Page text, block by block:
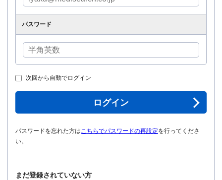
パスワード
次回から自動でログイン
ログイン
パスワードを忘れた方はこちらでパスワードの再設定を行ってくださ
い。
まだ登録されていない方